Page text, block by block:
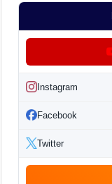
Instagram
Facebook
Twitter